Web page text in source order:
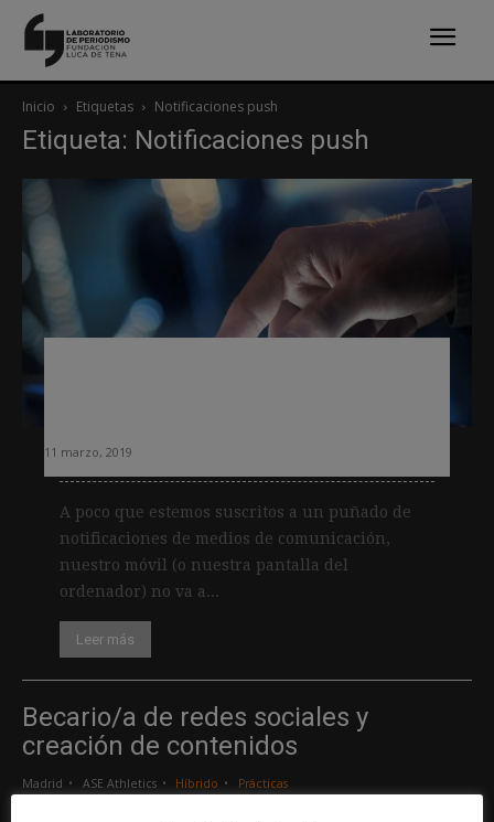
Inicio Etiquetas Notificaciones push
Etiqueta: Notificaciones push
11 marzo, 2019
A poco que estemos suscritos a un puñado de
notificaciones de medios de comunicación,
nuestro móvil (o nuestra pantalla del
ordenador) no va a...
Leer más
Becario/a de redes sociales y
creación de contenidos
Madrid ASE Athletics Híbrido Prácticas